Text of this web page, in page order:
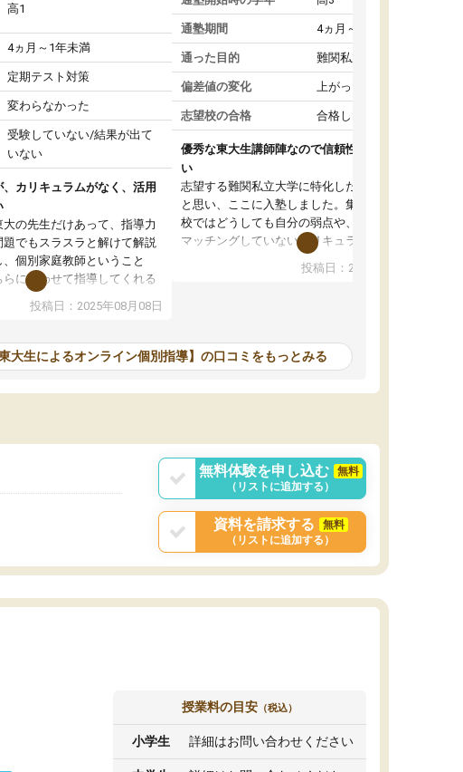
高1
4ヵ月～1年未満
定期テスト対策
変わらなかった
受験していない/結果が出て
いない
カリキュラムがなく、活用
の先生だけあって、指導力
でもスラスラと解けて解説
個別家庭教師ということ
に合わせて指導してくれる
カリキュラムがない。当方
学習をするため、学校の教科
間の時間を使って進められる
り、それであれば自学自習で
仕方が分からず辞めること
投稿日：2025年08月08日
通塾期間 4ヵ月～1年未満
通った目的 難関私立受験対策
偏差値の変化 上がった
志望校の合格 合格した
優秀な東大生講師陣なので信頼性や安心感が高
い
志望する難関私立大学に特化した準備をしたい
と思い、ここに入塾しました。集団指導の予備
校ではどうしても自分の弱点や、志望校対策に
マッチングしていないカリキュラムに不安を感
また受験のノウハウを蓄積している優秀な東大
ツーマン指導によって、自分の志望校にふさわ
しいオリジナルのカリキュラムを提案してくれ
と感じました。
投稿日：2024年02月19日
大生によるオンライン個別指導】の口コミをもっとみる
無料体験を申し込む
無料
（リストに追加する）
資料を請求する
無料
（リストに追加する）
授業料の目安 （税込）
小学生 詳細はお問い合わせください